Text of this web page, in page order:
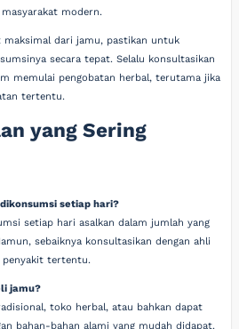
modern.
maksimal dari jamu, pastikan untuk
secara tepat. Selalu konsultasikan
memulai pengobatan herbal, terutama jika
tertentu.
yang Sering
setiap hari?
setiap hari asalkan dalam jumlah yang
sebaiknya konsultasikan dengan ahli
penyakit tertentu.
jamu?
toko herbal, atau bahkan dapat
bahan-bahan alami yang mudah didapat.